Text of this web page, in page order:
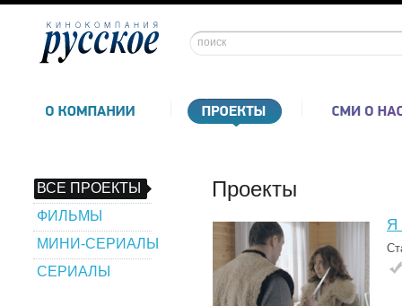
ВСЕ ПРОЕКТЫ
ФИЛЬМЫ
МИНИ-СЕРИАЛЫ
СЕРИАЛЫ
Проекты
Я